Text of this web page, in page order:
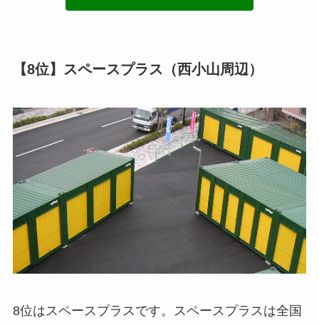
【8位】スペースプラス（西小山周辺）
8位はスペースプラスです。スペースプラスは全国